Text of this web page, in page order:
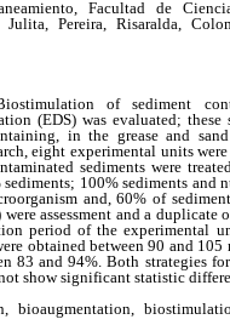
Facultad de
Pereira, Risaralda,
of sediment
(EDS) was evaluated; these
in the grease and
eight experimental units
sediments were
100% sediments and
and, 60% of
assessment and a duplicate
period of the experimental
obtained between 90 and
83 and 94%. Both strategies
show significant statistic
bioaugmentation,